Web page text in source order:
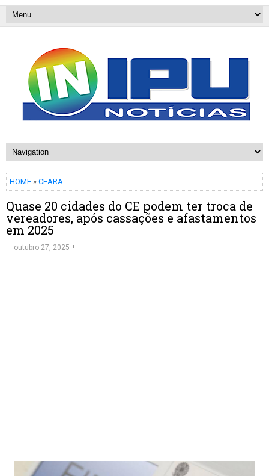
HOME » CEARA
Quase 20 cidades do CE podem ter troca de
vereadores, após cassações e afastamentos
em 2025
outubro 27, 2025